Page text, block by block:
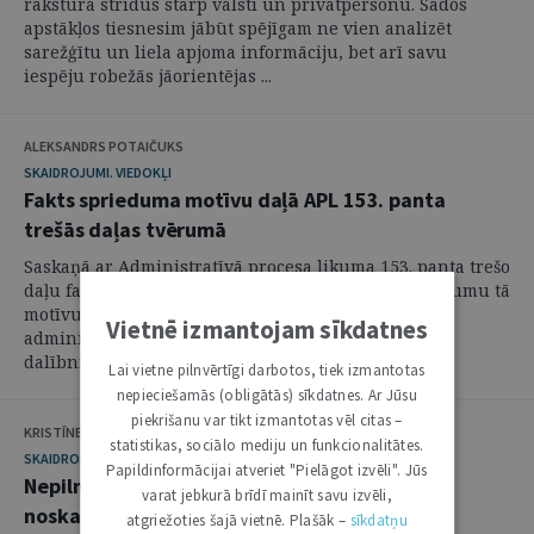
apstākļos tiesnesim jābūt spējīgam ne vien analizēt
sarežģītu un liela apjoma informāciju, bet arī savu
iespēju robežās jāorientējas ...
ALEKSANDRS POTAIČUKS
SKAIDROJUMI. VIEDOKĻI
Fakts sprieduma motīvu daļā APL 153. panta
trešās daļas tvērumā
Saskaņā ar Administratīvā procesa likuma 153. panta trešo
daļu fakts, kurš nodibināts ar spēkā stājušos spriedumu tā
motīvu daļā, nav no jauna jāpierāda, izskatot
administratīvo lietu, kurā piedalās tie paši procesa
dalībnieki. Šī raksta mērķis ir ...
KRISTĪNE ZEMĪTE
SKAIDROJUMI. VIEDOKĻI
Nepilngadīgās personas (bērna) viedokļa
noskaidrošana
Vietnē izmantojam sīkdatnes
Lai vietne pilnvērtīgi darbotos, tiek izmantotas
nepieciešamās (obligātās) sīkdatnes. Ar Jūsu
piekrišanu var tikt izmantotas vēl citas –
statistikas, sociālo mediju un funkcionalitātes.
Papildinformācijai atveriet "Pielāgot izvēli". Jūs
varat jebkurā brīdī mainīt savu izvēli,
atgriežoties šajā vietnē. Plašāk – sīkdatņu